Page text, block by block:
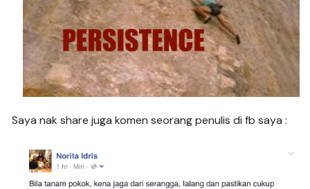
Saya nak share juga komen seorang penulis di fb saya :